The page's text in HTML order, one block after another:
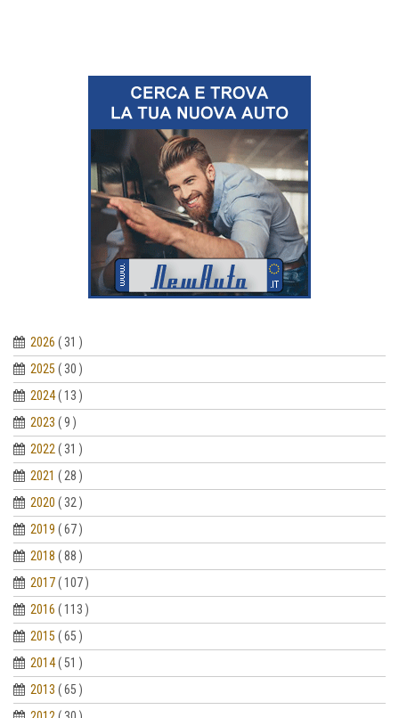
2026 ( 31 )
2025 ( 30 )
2024( 13 )
2023 ( 9 )
2022 ( 31 )
2021 ( 28 )
2020 ( 32 )
2019 ( 67 )
2018 ( 88 )
2017( 107 )
2016 ( 113 )
2015 ( 65 )
2014( 51 )
2013 ( 65 )